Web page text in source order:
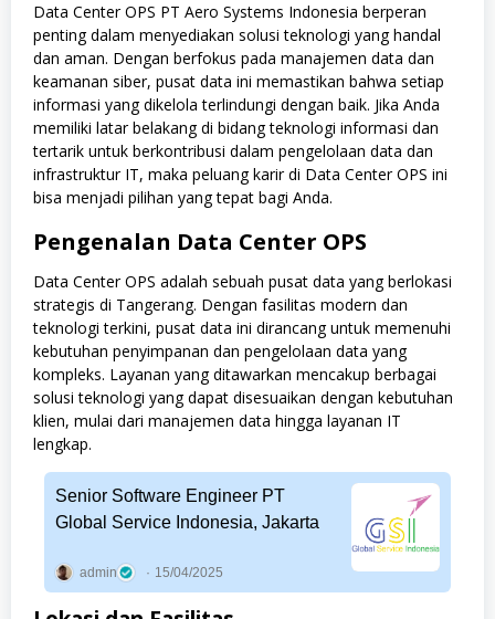
Data Center OPS PT Aero Systems Indonesia berperan
penting dalam menyediakan solusi teknologi yang handal
dan aman. Dengan berfokus pada manajemen data dan
keamanan siber, pusat data ini memastikan bahwa setiap
informasi yang dikelola terlindungi dengan baik. Jika Anda
memiliki latar belakang di bidang teknologi informasi dan
tertarik untuk berkontribusi dalam pengelolaan data dan
infrastruktur IT, maka peluang karir di Data Center OPS ini
bisa menjadi pilihan yang tepat bagi Anda.
Pengenalan Data Center OPS
Data Center OPS adalah sebuah pusat data yang berlokasi
strategis di Tangerang. Dengan fasilitas modern dan
teknologi terkini, pusat data ini dirancang untuk memenuhi
kebutuhan penyimpanan dan pengelolaan data yang
kompleks. Layanan yang ditawarkan mencakup berbagai
solusi teknologi yang dapat disesuaikan dengan kebutuhan
klien, mulai dari manajemen data hingga layanan IT
lengkap.
Senior Software Engineer PT
Global Service Indonesia, Jakarta
admin 15/04/2025